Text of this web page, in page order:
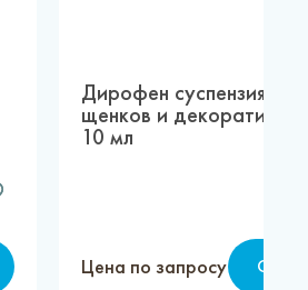
Дирофен суспензия 20
щенков и
10 мл
Цена по запросу